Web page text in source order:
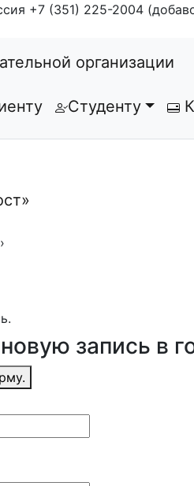
+7 (351) 225-2004
организации
Студенту
›
запись в